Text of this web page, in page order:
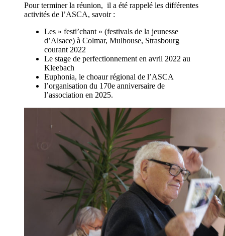
Pour terminer la réunion, il a été rappelé les différentes
activités de l’ASCA, savoir :
Les » festi’chant » (festivals de la jeunesse
d’Alsace) à Colmar, Mulhouse, Strasbourg
courant 2022
Le stage de perfectionnement en avril 2022 au
Kleebach
Euphonia, le choaur régional de l’ASCA
l’organisation du 170e anniversaire de
l’association en 2025.